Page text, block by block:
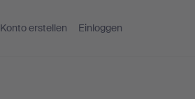
Konto erstellen Einloggen